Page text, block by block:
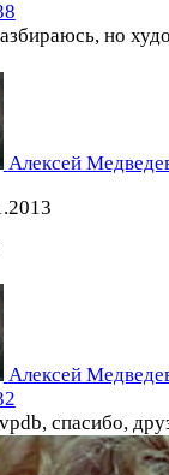
но
Алексей
Алексей
спасибо,